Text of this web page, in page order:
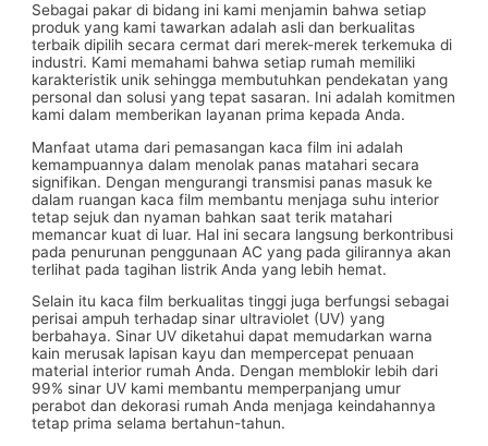
Sebagai pakar di bidang ini kami menjamin bahwa setiap
produk yang kami tawarkan adalah asli dan berkualitas
terbaik dipilih secara cermat dari merek-merek terkemuka di
industri. Kami memahami bahwa setiap rumah memiliki
karakteristik unik sehingga membutuhkan pendekatan yang
personal dan solusi yang tepat sasaran. Ini adalah komitmen
kami dalam memberikan layanan prima kepada Anda.
Manfaat utama dari pemasangan kaca film ini adalah
kemampuannya dalam menolak panas matahari secara
signifikan. Dengan mengurangi transmisi panas masuk ke
dalam ruangan kaca film membantu menjaga suhu interior
tetap sejuk dan nyaman bahkan saat terik matahari
memancar kuat di luar. Hal ini secara langsung berkontribusi
pada penurunan penggunaan AC yang pada gilirannya akan
terlihat pada tagihan listrik Anda yang lebih hemat.
Selain itu kaca film berkualitas tinggi juga berfungsi sebagai
perisai ampuh terhadap sinar ultraviolet (UV) yang
berbahaya. Sinar UV diketahui dapat memudarkan warna
kain merusak lapisan kayu dan mempercepat penuaan
material interior rumah Anda. Dengan memblokir lebih dari
99% sinar UV kami membantu memperpanjang umur
perabot dan dekorasi rumah Anda menjaga keindahannya
tetap prima selama bertahun-tahun.